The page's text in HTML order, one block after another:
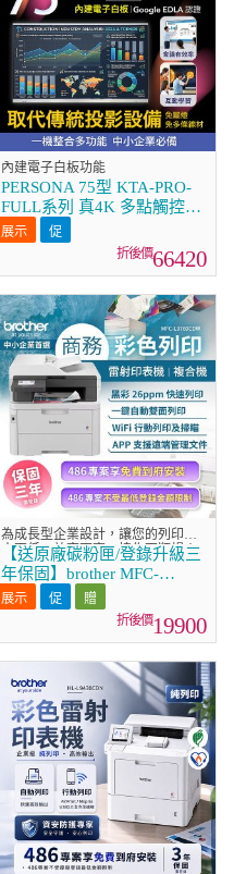
內建電子白板功能
PERSONA 75型 KTA-PRO-
FULL系列 真4K 多點觸控螢
幕 (內建電子白板 安卓
14/Google EDLA認證)
66420
為成長型企業設計，讓您的列印成
本更低，效率更高，協作更順暢！
【送原廠碳粉匣/登錄升級三
年保固】brother MFC-
L3760CDW 商務彩色雷射複
合機｜列印/掃描/複印/傳
真/WiFi｜中小企業首選19900